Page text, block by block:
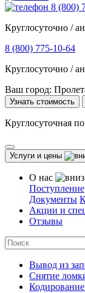
8 (800)
Круглосуточно /
8 (800) 775-10-64
Круглосуточно /
Ваш город:
Узнать стоимость
Круглосуточная
Услуги и цены
О нас
Поступление
Документы
Акции и
Отзывы
Вывод из
Снятие
Кодирование